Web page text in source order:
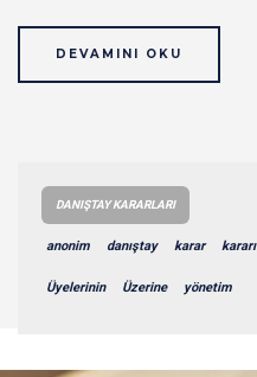
DEVAMINI OKU
DANIŞTAY KARARLARI
anonim danıştay karar kararı
Üyelerinin Üzerine yönetim